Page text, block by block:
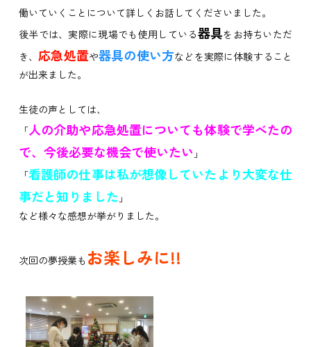
働いていくことについて詳しくお話してくださいました。
後半では、実際に現場でも使用している器具をお持ちいただ
き、応急処置や器具の使い方などを実際に体験すること
が出来ました。
生徒の声としては、
「人の介助や応急処置についても体験で学べたの
で、今後必要な機会で使いたい 」
「看護師の仕事は私が想像していたより大変な仕
事だと知りました 」
など様々な感想が挙がりました。
次回の夢授業も お楽しみに!!